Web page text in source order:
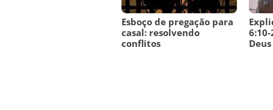
Esboço de pregação para
casal: resolvendo
conflitos